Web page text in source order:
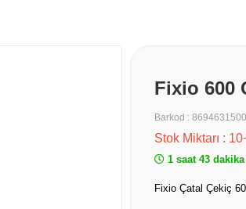
Fixio 600
Barkod :
Stok Miktarı :
1 saat 43
Fixio Çatal Çekiç